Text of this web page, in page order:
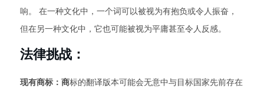
响。 在一种文化中，一个词可以被视为有抱负或令人振奋，
但在另一种文化中，它也可能被视为平庸甚至令人反感。
法律挑战：
现有商标：商标的翻译版本可能会无意中与目标国家先前存在